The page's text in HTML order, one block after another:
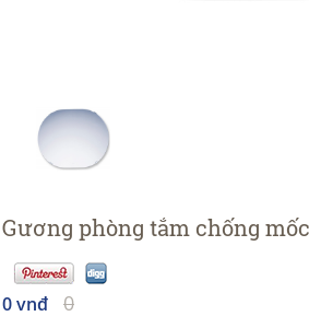
Gương phòng tắm chống
0 vnđ 0